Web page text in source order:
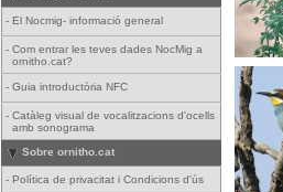
- El Nocmig- informació general
- Com entrar les teves dades NocMig a
ornitho.cat?
- Guia introductòria NFC
- Catàleg visual de vocalitzacions d'ocells
amb sonograma
Sobre ornitho.cat
- Política de privacitat i Condicions d'ús